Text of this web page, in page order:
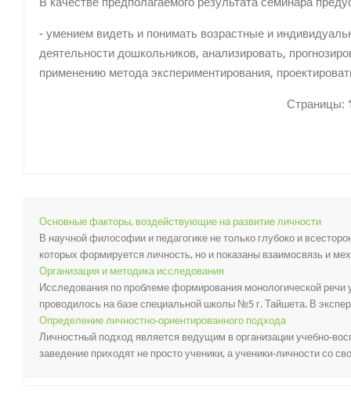
- умением видеть и понимать возрастные и
деятельности дошкольников, анализировать,
применению метода экспериментирования,
Страницы:
Основные факторы, воздействующие на развитие личности
В научной философии и педагогике не только глубоко и
которых формируется личность, но и показаны взаимосвязь и
Организация и методика исследования
Исследования по проблеме формирования монологической
проводилось на базе специальной школы №5 г. Тайшета. В
Определение личностно-ориентированного подхода
Личностный подход является ведущим в организации учебно-
заведение приходят не просто ученики, а ученики-личности со